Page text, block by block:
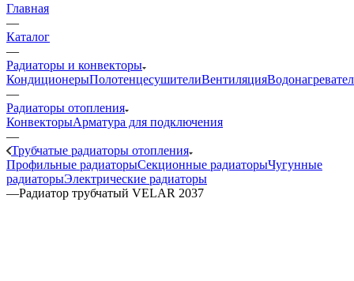
Главная
—
Каталог
—
Радиаторы и конвекторы
КондиционерыПолотенцесушителиВентиляция
—
Радиаторы отопления
КонвекторыАрматура для подключения
—
Трубчатые радиаторы отопления
Профильные радиаторыСекционные радиаторыЧугунные
радиаторыЭлектрические радиаторы
—Радиатор трубчатый VELAR 2037